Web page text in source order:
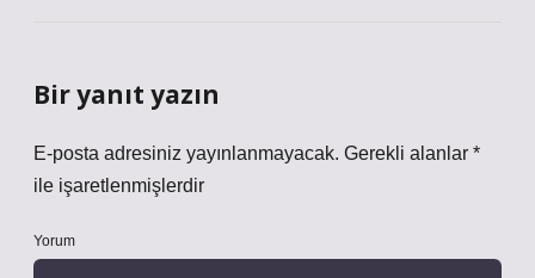
Bir yanıt yazın
E-posta adresiniz yayınlanmayacak. Gerekli alanlar *
ile işaretlenmişlerdir
Yorum